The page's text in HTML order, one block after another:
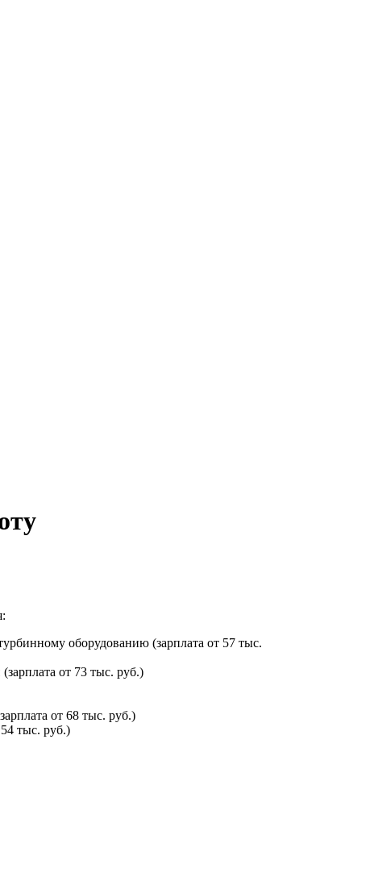
оборудованию (зарплата от 57 тыс.
от 73 тыс. руб.)
от 68 тыс. руб.)
тыс. руб.)